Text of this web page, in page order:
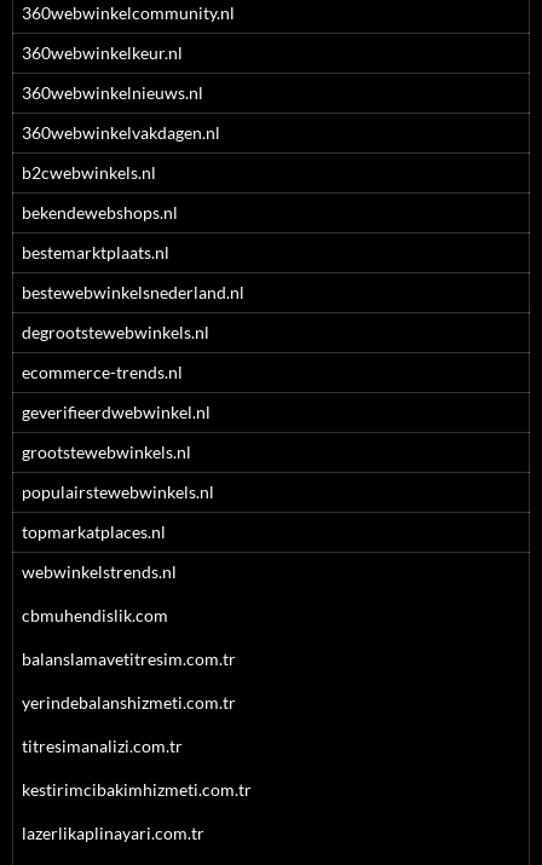
360webwinkelcommunity.nl
360webwinkelkeur.nl
360webwinkelnieuws.nl
360webwinkelvakdagen.nl
b2cwebwinkels.nl
bekendewebshops.nl
bestemarktplaats.nl
bestewebwinkelsnederland.nl
degrootstewebwinkels.nl
ecommerce-trends.nl
geverifieerdwebwinkel.nl
grootstewebwinkels.nl
populairstewebwinkels.nl
topmarkatplaces.nl
webwinkelstrends.nl
cbmuhendislik.com
balanslamavetitresim.com.tr
yerindebalanshizmeti.com.tr
titresimanalizi.com.tr
kestirimcibakimhizmeti.com.tr
lazerlikaplinayari.com.tr